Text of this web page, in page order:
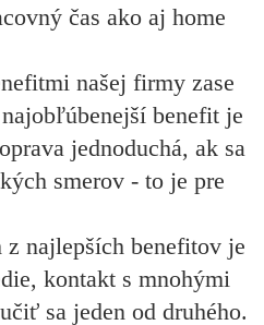
čas ako aj home
našej firmy zase
benefit je
jednoduchá, ak sa
smerov - to je pre
z najlepších benefitov je
kontakt s mnohými
sa jeden od druhého.